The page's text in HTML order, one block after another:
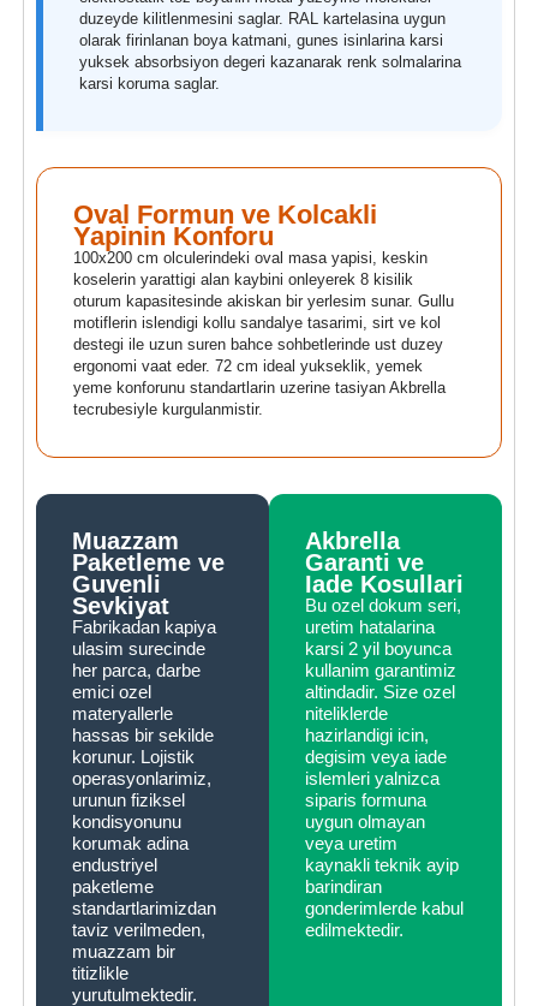
duzeyde kilitlenmesini saglar. RAL kartelasina uygun
olarak firinlanan boya katmani, gunes isinlarina karsi
yuksek absorbsiyon degeri kazanarak renk solmalarina
karsi koruma saglar.
Oval Formun ve Kolcakli
Yapinin Konforu
100x200 cm olculerindeki oval masa yapisi, keskin
koselerin yarattigi alan kaybini onleyerek 8 kisilik
oturum kapasitesinde akiskan bir yerlesim sunar. Gullu
motiflerin islendigi kollu sandalye tasarimi, sirt ve kol
destegi ile uzun suren bahce sohbetlerinde ust duzey
ergonomi vaat eder. 72 cm ideal yukseklik, yemek
yeme konforunu standartlarin uzerine tasiyan Akbrella
tecrubesiyle kurgulanmistir.
Muazzam
Paketleme ve
Guvenli
Sevkiyat
Fabrikadan kapiya
ulasim surecinde
her parca, darbe
emici ozel
materyallerle
hassas bir sekilde
korunur. Lojistik
operasyonlarimiz,
urunun fiziksel
kondisyonunu
korumak adina
endustriyel
paketleme
standartlarimizdan
taviz verilmeden,
muazzam bir
titizlikle
yurutulmektedir.
Akbrella
Garanti ve
Iade Kosullari
Bu ozel dokum seri,
uretim hatalarina
karsi 2 yil boyunca
kullanim garantimiz
altindadir. Size ozel
niteliklerde
hazirlandigi icin,
degisim veya iade
islemleri yalnizca
siparis formuna
uygun olmayan
veya uretim
kaynakli teknik ayip
barindiran
gonderimlerde kabul
edilmektedir.